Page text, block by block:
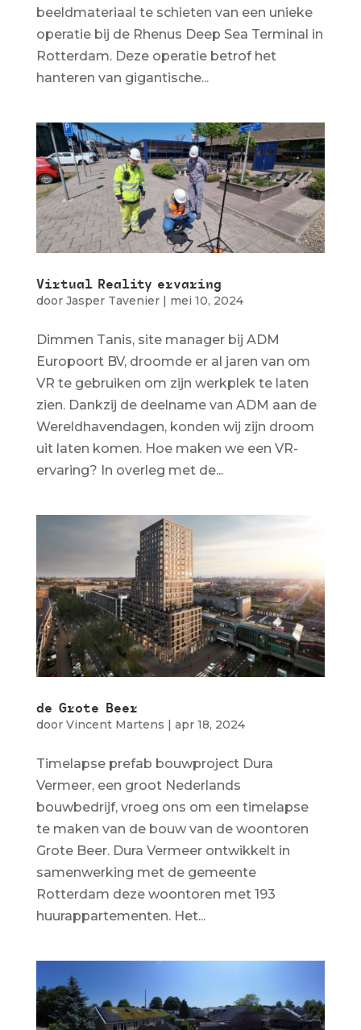
beeldmateriaal te schieten van een unieke
operatie bij de Rhenus Deep Sea Terminal in
Rotterdam. Deze operatie betrof het
hanteren van gigantische...
Virtual Reality ervaring
door Jasper Tavenier| mei 10, 2024
Dimmen Tanis, site manager bij ADM
Europoort BV, droomde er al jaren van om
VR te gebruiken om zijn werkplek te laten
zien. Dankzij de deelname van ADM aan de
Wereldhavendagen, konden wij zijn droom
uit laten komen. Hoe maken we een VR-
ervaring? In overleg met de...
de Grote Beer
door Vincent Martens | apr 18, 2024
Timelapse prefab bouwproject Dura
Vermeer, een groot Nederlands
bouwbedrijf, vroeg ons om een timelapse
te maken van de bouw van de woontoren
Grote Beer. Dura Vermeer ontwikkelt in
samenwerking met de gemeente
Rotterdam deze woontoren met 193
huurappartementen. Het...